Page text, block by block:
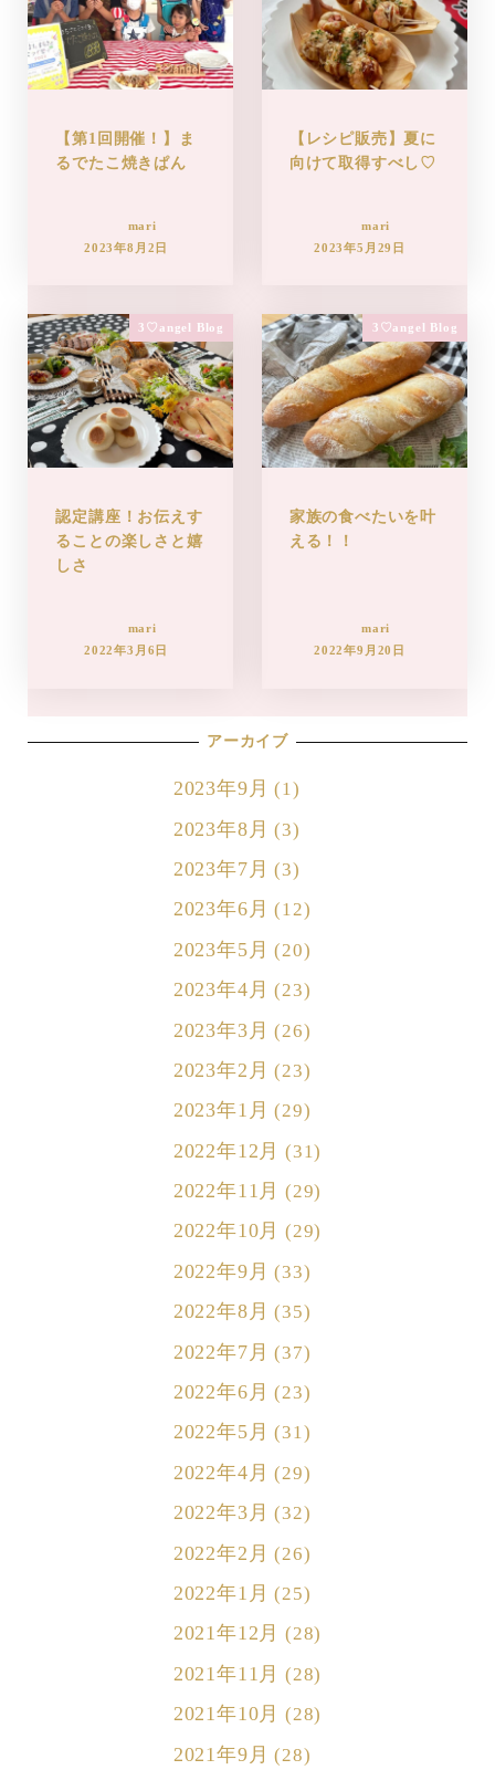
【第1回開催！】ま
るでたこ焼きぱん
mari
2023年8月2日
【レシピ販売】夏に
向けて取得すべし♡
mari
2023年5月29日
3♡angel Blog
認定講座！お伝えす
ることの楽しさと嬉
しさ
mari
2022年3月6日
3♡angel Blog
家族の食べたいを叶
える！！
mari
2022年9月20日
アーカイブ
2023年9月 (1)
2023年8月 (3)
2023年7月 (3)
2023年6月 (12)
2023年5月 (20)
2023年4月 (23)
2023年3月 (26)
2023年2月 (23)
2023年1月 (29)
2022年12月 (31)
2022年11月 (29)
2022年10月 (29)
2022年9月 (33)
2022年8月 (35)
2022年7月 (37)
2022年6月 (23)
2022年5月 (31)
2022年4月 (29)
2022年3月 (32)
2022年2月 (26)
2022年1月 (25)
2021年12月 (28)
2021年11月 (28)
2021年10月 (28)
2021年9月 (28)